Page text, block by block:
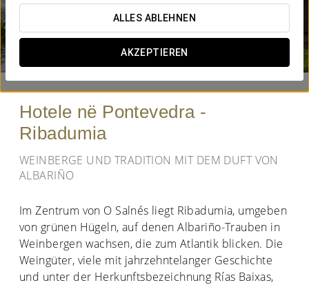
ALLES ABLEHNEN
AKZEPTIEREN
Hotele në Pontevedra -
Ribadumia
WEINBERGE UND TRADITION MIT DEM DUFT VON
ALBARIÑO
Im Zentrum von O Salnés liegt Ribadumia, umgeben
von grünen Hügeln, auf denen Albariño-Trauben in
Weinbergen wachsen, die zum Atlantik blicken. Die
Weingüter, viele mit jahrzehntelanger Geschichte
und unter der Herkunftsbezeichnung Rías Baixas,
 